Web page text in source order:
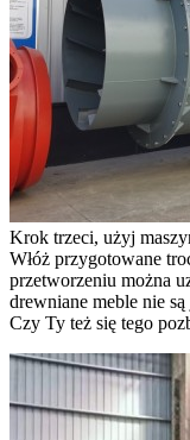
Krok trzeci, użyj
Włóż przygotowane
przetworzeniu można
drewniane meble nie
Czy Ty też się tego